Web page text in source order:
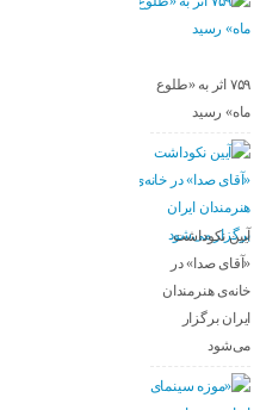
۷۵۹ اثر به «طلوع
ماه» رسید
آیین نکوداشت
«آقای صدا» در
خانه‌ی هنرمندان
ایران برگزار
می‌شود